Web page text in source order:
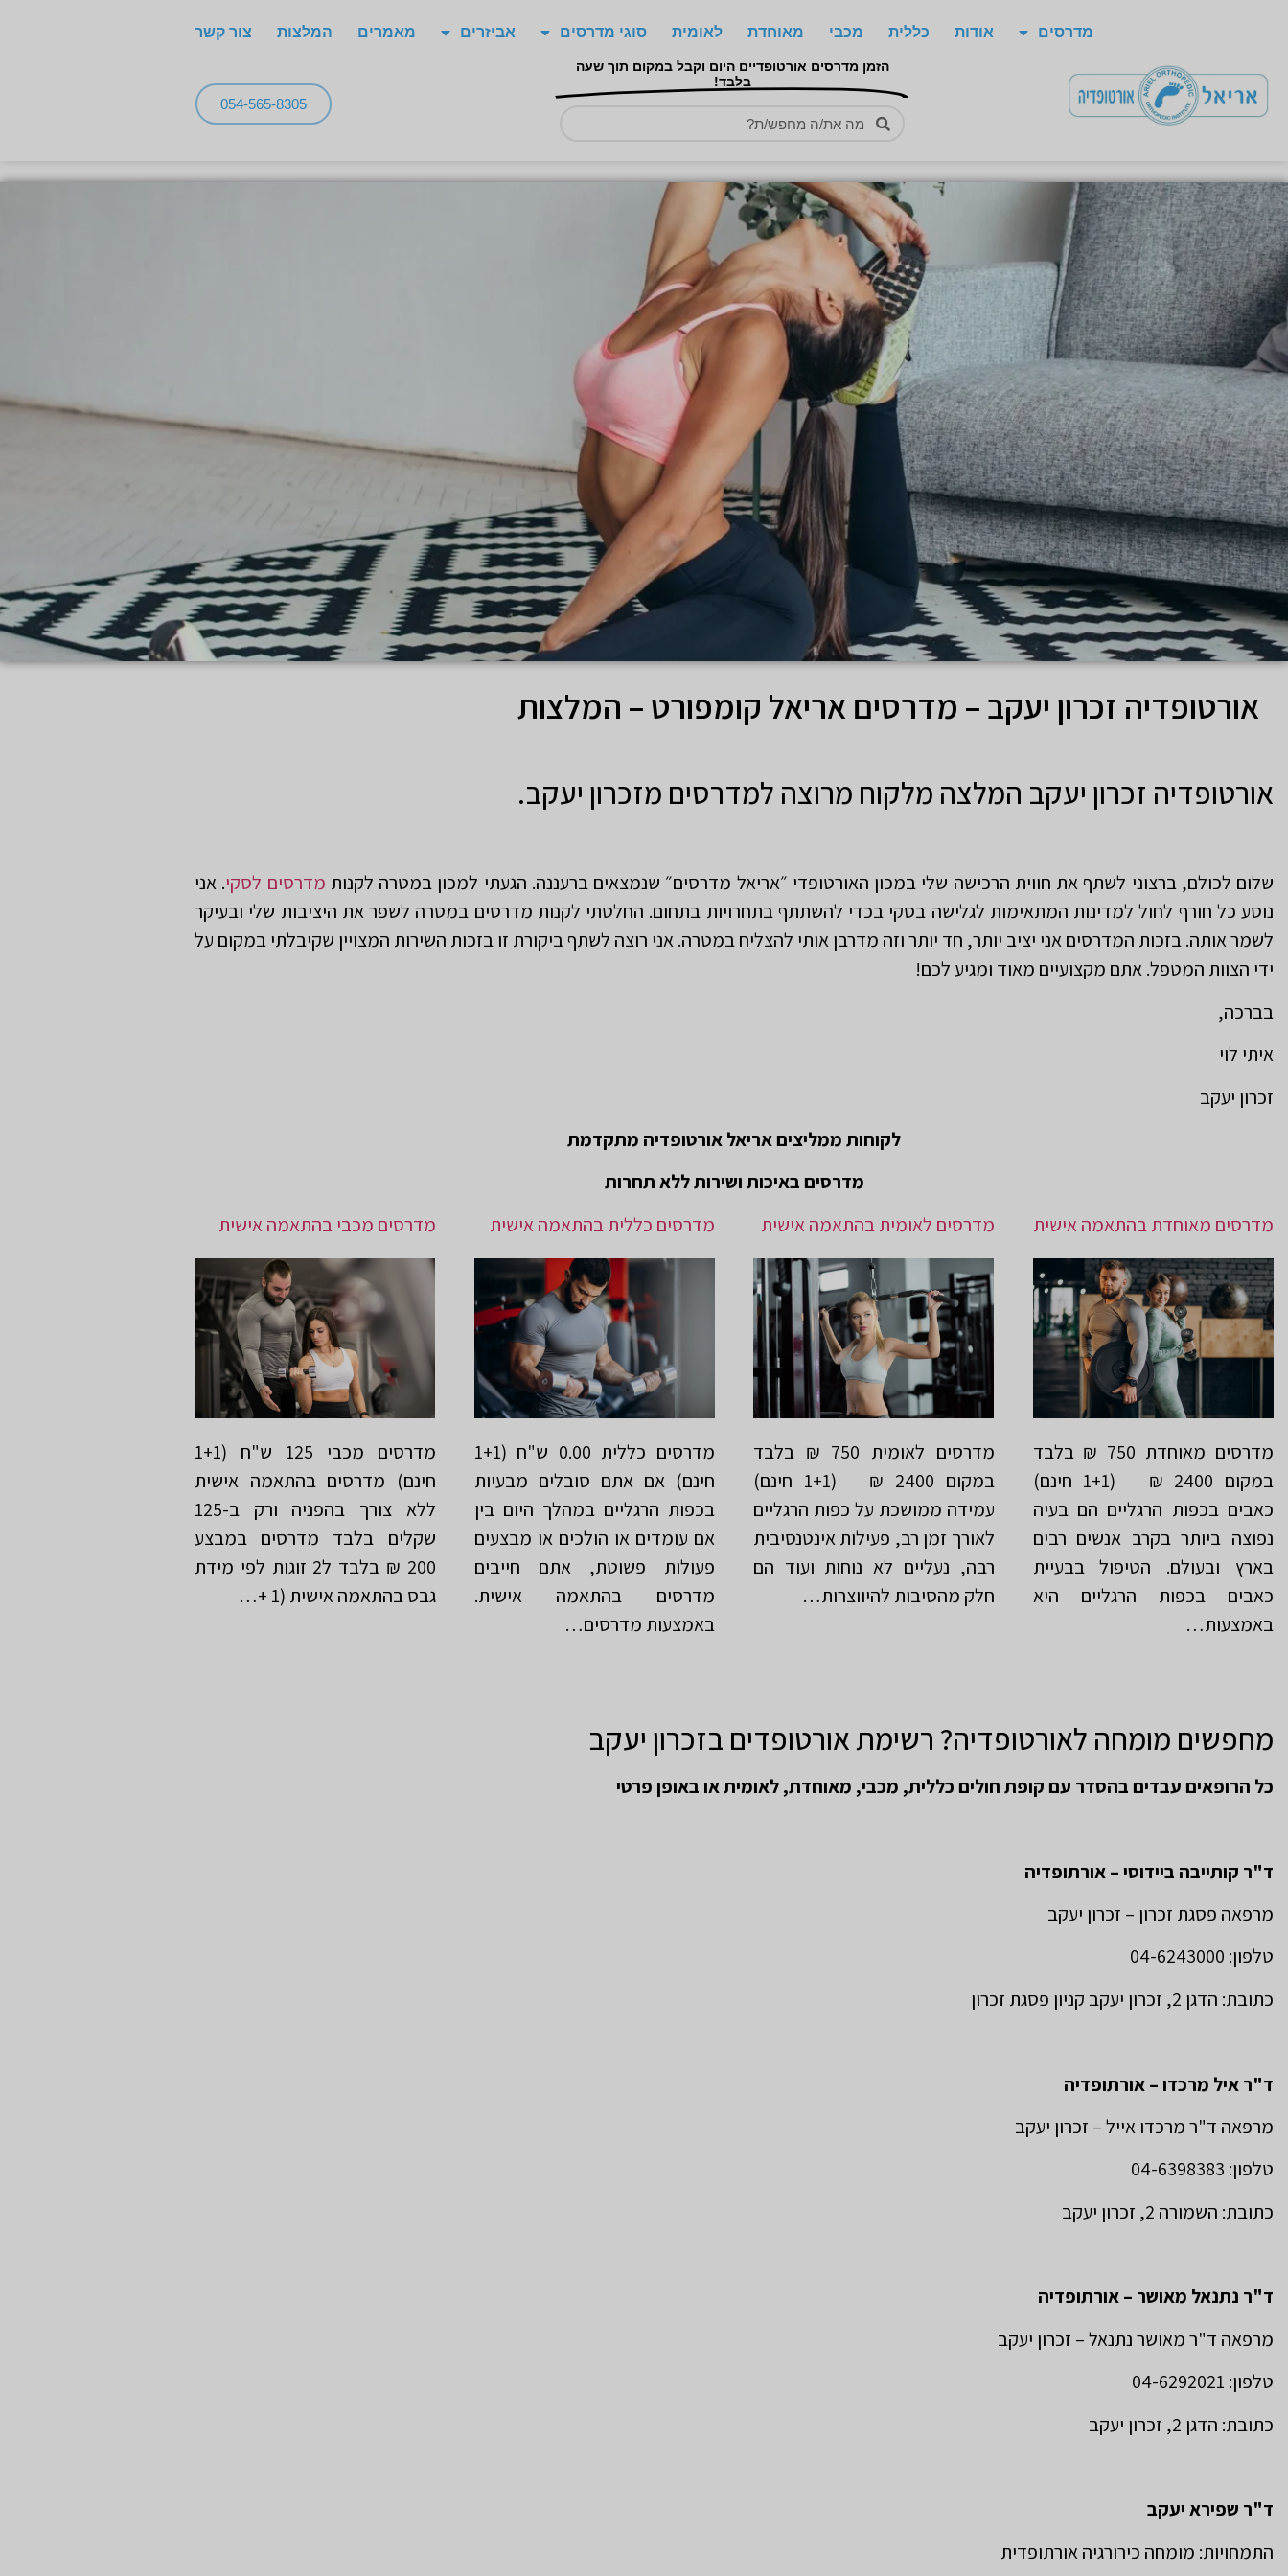
מדרסים אודות כללית מכבי מאוחדת לאומית סוגי מדרסים אביזרים מאמרים המלצות צור קשר
הזמן מדרסים אורטופדיים היום וקבל במקום תוך שעה
בלבד!
054-565-8305
אורטופדיה זכרון יעקב – מדרסים אריאל קומפורט – המלצות
אורטופדיה זכרון יעקב המלצה מלקוח מרוצה למדרסים מזכרון יעקב.
שלום לכולם, ברצוני לשתף את חווית הרכישה שלי במכון האורטופדי ״אריאל מדרסים״ שנמצאים ברעננה. הגעתי למכון במטרה לקנות מדרסים לסקי. אני
נוסע כל חורף לחול למדינות המתאימות לגלישה בסקי בכדי להשתתף בתחרויות בתחום. החלטתי לקנות מדרסים במטרה לשפר את היציבות שלי ובעיקר
לשמר אותה. בזכות המדרסים אני יציב יותר, חד יותר וזה מדרבן אותי להצליח במטרה. אני רוצה לשתף ביקורת זו בזכות השירות המצויין שקיבלתי במקום על
ידי הצוות המטפל. אתם מקצועיים מאוד ומגיע לכם!
בברכה,
איתי לוי
זכרון יעקב
לקוחות ממליצים אריאל אורטופדיה מתקדמת
מדרסים באיכות ושירות ללא תחרות
מדרסים מאוחדת בהתאמה אישית
מדרסים מאוחדת 750 ₪ בלבד
במקום 2400 ₪ (1+1 חינם)
כאבים בכפות הרגליים הם בעיה
נפוצה ביותר בקרב אנשים רבים
בארץ ובעולם. הטיפול בבעיית
כאבים בכפות הרגליים היא
באמצעות…
מדרסים לאומית בהתאמה אישית
מדרסים לאומית 750 ₪ בלבד
במקום 2400 ₪ (1+1 חינם)
עמידה ממושכת על כפות הרגליים
לאורך זמן רב, פעילות אינטנסיבית
רבה, נעליים לא נוחות ועוד הם
חלק מהסיבות להיווצרות…
מדרסים כללית בהתאמה אישית
מדרסים כללית 0.00 ש"ח (1+1
חינם) אם אתם סובלים מבעיות
בכפות הרגליים במהלך היום בין
אם עומדים או הולכים או מבצעים
פעולות פשוטת, אתם חייבים
מדרסים בהתאמה אישית.
באמצעות מדרסים…
מדרסים מכבי בהתאמה אישית
מדרסים מכבי 125 ש"ח (1+1
חינם) מדרסים בהתאמה אישית
ללא צורך בהפניה ורק ב-125
שקלים בלבד מדרסים במבצע
200 ₪ בלבד ל2 זוגות לפי מידת
גבס בהתאמה אישית (1 +…
מחפשים מומחה לאורטופדיה? רשימת אורטופדים בזכרון יעקב
כל הרופאים עבדים בהסדר עם קופת חולים כללית, מכבי, מאוחדת, לאומית או באופן פרטי
ד"ר קותייבה ביידוסי – אורתופדיה
מרפאה פסגת זכרון – זכרון יעקב
טלפון: 04-6243000
כתובת: הדגן 2, זכרון יעקב קניון פסגת זכרון
ד"ר איל מרכדו – אורתופדיה
מרפאה ד"ר מרכדו אייל – זכרון יעקב
טלפון: 04-6398383
כתובת: השמורה 2, זכרון יעקב
ד"ר נתנאל מאושר – אורתופדיה
מרפאה ד"ר מאושר נתנאל – זכרון יעקב
טלפון: 04-6292021
כתובת: הדגן 2, זכרון יעקב
ד"ר שפירא יעקב
התמחויות: מומחה כירורגיה אורתופדית